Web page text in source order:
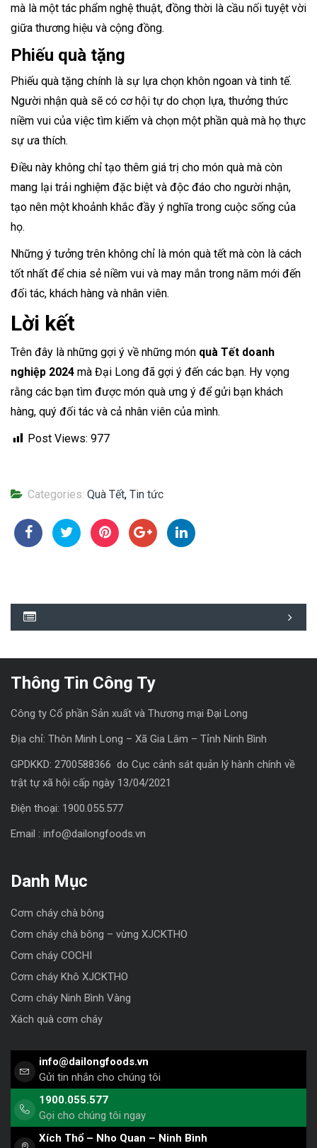
mà là một tác phẩm nghệ thuật, đồng thời là cầu nối tuyệt vời
giữa thương hiệu và cộng đồng.
Phiếu quà tặng
Phiếu quà tặng chính là sự lựa chọn khôn ngoan và tinh tế.
Người nhận quà sẽ có cơ hội tự do chọn lựa, thưởng thức
niềm vui của việc tìm kiếm và chọn một phần quà mà họ thực
sự ưa thích.
Điều này không chỉ tạo thêm giá trị cho món quà mà còn
mang lại trải nghiệm đặc biệt và độc đáo cho người nhận,
tạo nên một khoảnh khắc đầy ý nghĩa trong cuộc sống của
họ.
Những ý tưởng trên không chỉ là món quà tết mà còn là cách
tốt nhất để chia sẻ niềm vui và may mắn trong năm mới đến
đối tác, khách hàng và nhân viên.
Lời kết
Trên đây là những gợi ý về những món quà Tết doanh
nghiệp 2024 mà Đại Long đã gợi ý đến các bạn. Hy vọng
rằng các bạn tìm được món quà ưng ý để gửi bạn khách
hàng, quý đối tác và cả nhân viên của mình.
Post Views: 977
Categories: Quà Tết, Tin tức
Thông Tin Công Ty
Công ty Cổ phần Sản xuất và Thương mại Đại Long
Địa chỉ: Thôn Minh Long – Xã Gia Lâm – Tỉnh Ninh Bình
GPDKKD: 2700588366 do Cục cảnh sát quản lý hành chính về
trật tự xã hội cấp ngày 13/04/2021
Điện thoại: 1900.055.577
Email : info@dailongfoods.vn
Danh Mục
Cơm cháy chà bông
Cơm cháy chà bông – vừng XJCKTHO
Cơm cháy COCHI
Cơm cháy Khô XJCKTHO
Cơm cháy Ninh Bình Vàng
Xách quà cơm cháy
info@dailongfoods.vn
Gửi tin nhắn cho chúng tôi
1900.055.577
Gọi cho chúng tôi ngay
Xích Thổ – Nho Quan – Ninh Bình